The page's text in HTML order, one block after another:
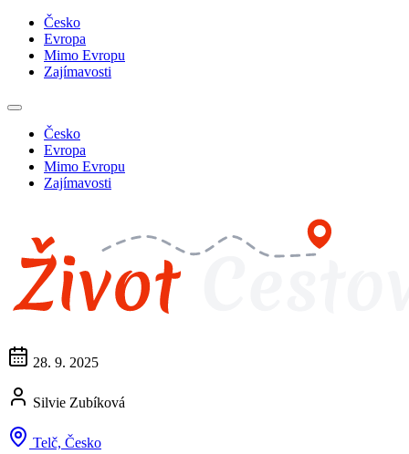
Česko
Evropa
Mimo Evropu
Zajímavosti
Česko
Evropa
Mimo Evropu
Zajímavosti
28. 9. 2025
Silvie Zubíková
Telč, Česko